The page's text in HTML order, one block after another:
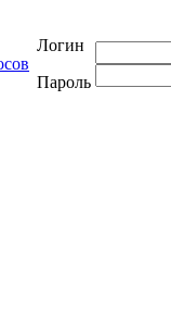
Логин
Пароль